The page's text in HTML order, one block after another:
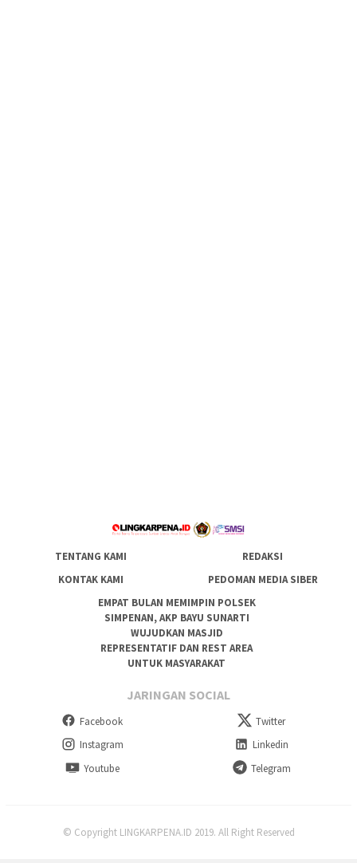
TENTANG KAMI
REDAKSI
KONTAK KAMI
PEDOMAN MEDIA SIBER
EMPAT BULAN MEMIMPIN POLSEK
SIMPENAN, AKP BAYU SUNARTI
WUJUDKAN MASJID
REPRESENTATIF DAN REST AREA
UNTUK MASYARAKAT
JARINGAN SOCIAL
Facebook
Twitter
Instagram
Linkedin
Youtube
Telegram
© Copyright LINGKARPENA.ID 2019. All Right Reserved